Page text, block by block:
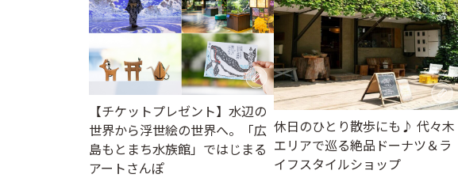
【チケットプレゼント】水辺の
世界から浮世絵の世界へ。「広
島もとまち水族館」ではじまる
アートさんぽ
休日のひとり散歩にも♪ 代々木
エリアで巡る絶品ドーナツ＆ラ
イフスタイルショップ